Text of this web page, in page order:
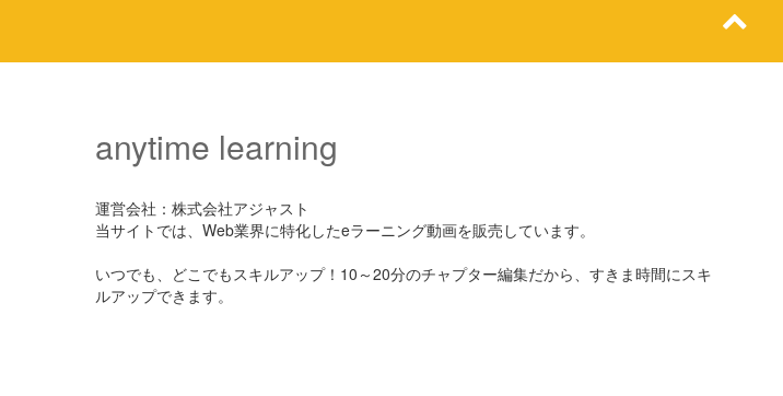
anytime learning
運営会社：株式会社アジャスト
当サイトでは、Web業界に特化したeラーニング動画を販売しています。
いつでも、どこでもスキルアップ！10～20分のチャプター編集だから、すきま時間にスキ
ルアップできます。